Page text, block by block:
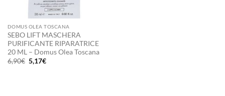
DOMUS OLEA TOSCANA
SEBO LIFT MASCHERA
PURIFICANTE RIPARATRICE
20 ML – Domus Olea Toscana
6,90€ Il
prezzo
5,17€Il